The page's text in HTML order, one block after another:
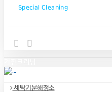
Special Cleaning
세탁기분해청소